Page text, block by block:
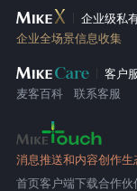
企业级私
企业全场景信息收集
客户
麦客百科
联系客服
消息推送和内容创作生
首页客户端下载合作伙